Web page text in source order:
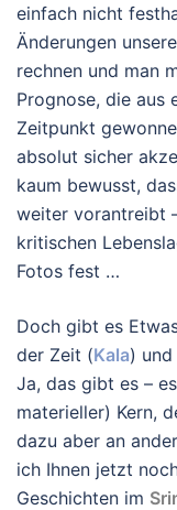
einfach nicht
Änderungen
rechnen und man
Prognose, die aus
Zeitpunkt
absolut sicher
kaum bewusst,
weiter vorantreibt
kritischen
Fotos fest …
Doch gibt es
der Zeit (Kala)
Ja, das gibt es –
materieller) Kern,
dazu aber an
ich Ihnen jetzt
Geschichten im